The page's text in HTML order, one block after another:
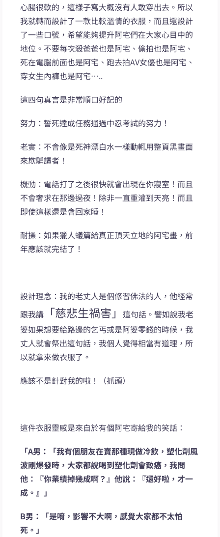
心腸很軟的，這樣子寫大概沒有人敢穿出去。所以
我就轉而設計了一款比較溫情的衣服，而且還設計
了一些口號，希望能夠提升阿宅們在大家心目中的
地位。不要每次殺爸爸也是阿宅、偷拍也是阿宅、
死在電腦前面也是阿宅、跑去拍AV女優也是阿宅、
穿女生內褲也是阿宅…..
這四句真言是非常順口好記的
努力：誓死達成任務通過中忍考試的努力！
老實：不會像是死神漂白水一樣動輒用整頁黑畫面
來欺騙讀者！
機動：電話打了之後很快就會出現在你寢室！而且
不會奢求在那邊過夜！除非一直重灌到天亮！而且
即使這樣還是會回家睡！
耐操：如果獵人蟻篇給真正頂天立地的阿宅畫，前
年應該就完結了！
設計理念：我的老丈人是個修習佛法的人，他經常
跟我講
「慈悲生禍害」這句話。譬如說我老
婆如果想要給路邊的乞丐或是阿婆零錢的時候，我
丈人就會祭出這句話，我個人覺得相當有道理，所
以就拿來做衣服了。
應該不是針對我的啦！（抓頭）
這件衣服靈感是來自於有個阿宅寄給我的笑話：
「A男：「我有個朋友在賣那種現做冷飲，塑化劑風
波剛爆發時，大家都說喝到塑化劑會致癌，我問
他：『你業績掉幾成啊？』他說：『還好啦，才一
成。』」
B男：「是唷，影響不大啊，感覺大家都不太怕
死。」